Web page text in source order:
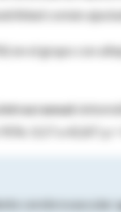
común
en el grupo con
0,57 a 42,87; p =